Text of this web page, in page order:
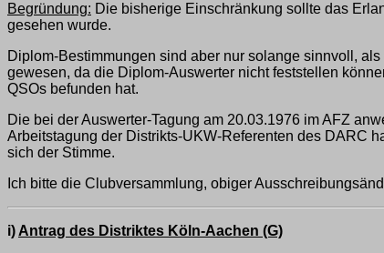
Begründung: Die bisherige Einschränkung sollte das
gesehen wurde.
Diplom-Bestimmungen sind aber nur solange sinnvoll,
gewesen, da die Diplom-Auswerter nicht feststellen
QSOs befunden hat.
Die bei der Auswerter-Tagung am 20.03.1976 im AFZ
Arbeitstagung der Distrikts-UKW-Referenten des DARC
sich der Stimme.
Ich bitte die Clubversammlung, obiger
i)Antrag des Distriktes Köln-Aachen (G)